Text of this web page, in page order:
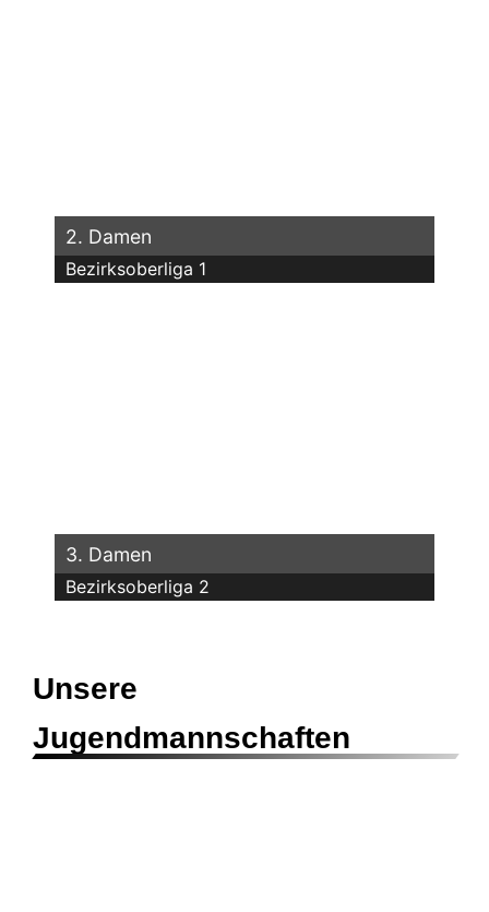
2. Damen
Bezirksoberliga 1
3. Damen
Bezirksoberliga 2
Unsere
Jugendmannschaften